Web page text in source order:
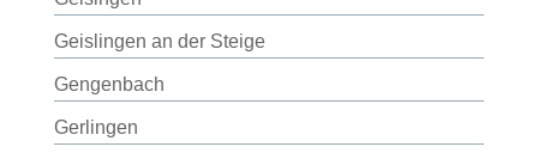
Geislingen an der Steige
Gengenbach
Gerlingen